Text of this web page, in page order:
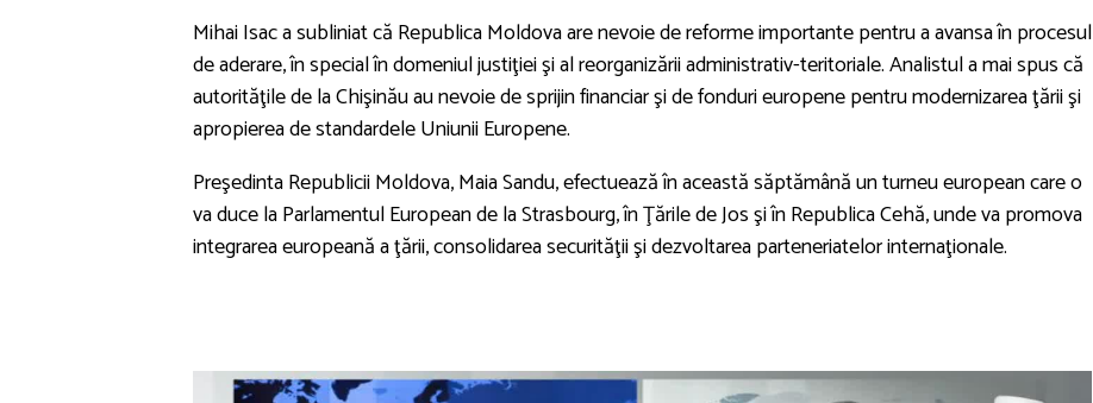
Mihai Isac a subliniat că Republica Moldova are nevoie de reforme importante pentru a avansa în procesul
de aderare, în special în domeniul justiţiei şi al reorganizării administrativ-teritoriale. Analistul a mai spus că
autorităţile de la Chişinău au nevoie de sprijin financiar şi de fonduri europene pentru modernizarea ţării şi
apropierea de standardele Uniunii Europene.
Preşedinta Republicii Moldova, Maia Sandu, efectuează în această săptămână un turneu european care o
va duce la Parlamentul European de la Strasbourg, în Ţările de Jos şi în Republica Cehă, unde va promova
integrarea europeană a ţării, consolidarea securităţii şi dezvoltarea parteneriatelor internaţionale.